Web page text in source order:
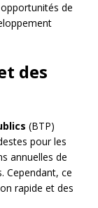
de
des
(BTP)
pour les
annuelles de
Cependant, ce
rapide et des